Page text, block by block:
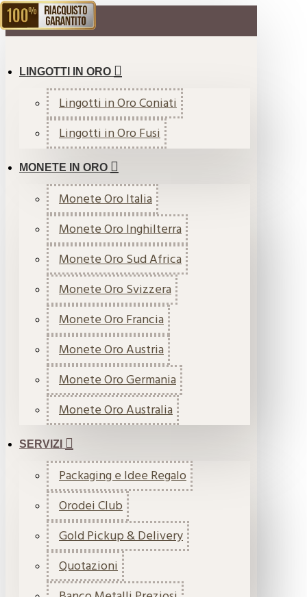
MENU
LINGOTTI IN ORO
Lingotti in Oro Coniati
Lingotti in Oro Fusi
MONETE IN ORO
Monete Oro Italia
Monete Oro Inghilterra
Monete Oro Sud Africa
Monete Oro Svizzera
Monete Oro Francia
Monete Oro Austria
Monete Oro Germania
Monete Oro Australia
SERVIZI
Packaging e Idee Regalo
Orodei Club
Gold Pickup & Delivery
Quotazioni
RIACQUISTO GARANTITO